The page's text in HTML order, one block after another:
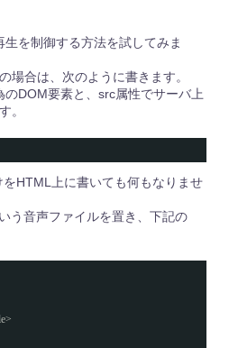
を制御する方法を試してみま
場合は、次のように書きます。
DOM要素と、src属性でサーバ上
。
HTML上に書いても何もなりませ
う音声ファイルを置き、下記の